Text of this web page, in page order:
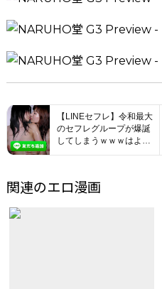
【LINEセフレ】令和最大
のセフレグループが爆誕
してしまうｗｗｗはよ登
録しろｗｗｗ
関連のエロ漫画